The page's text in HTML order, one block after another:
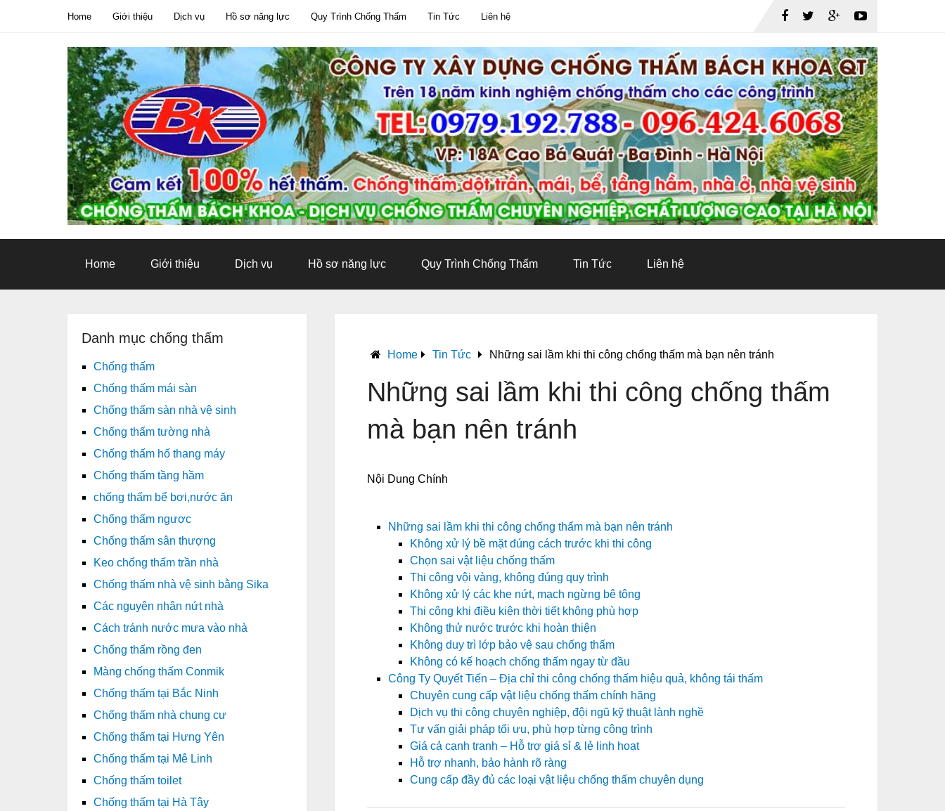
Home Giới thiệu Dịch vụ Hồ sơ năng lực Quy Trình Chống Thấm Tin Tức Liên hệ
Home Giới thiệu Dịch vụ Hồ sơ năng lực Quy Trình Chống Thấm Tin Tức Liên hệ
Home Tin Tức Những sai lầm khi thi công chống thấm mà bạn nên tránh
Những sai lầm khi thi công chống thấm
mà bạn nên tránh
Nội Dung Chính
Những sai lầm khi thi công chống thấm mà bạn nên tránh
Không xử lý bề mặt đúng cách trước khi thi công
Chọn sai vật liệu chống thấm
Thi công vội vàng, không đúng quy trình
Không xử lý các khe nứt, mạch ngừng bê tông
Thi công khi điều kiện thời tiết không phù hợp
Không thử nước trước khi hoàn thiện
Không duy trì lớp bảo vệ sau chống thấm
Không có kế hoạch chống thấm ngay từ đầu
Công Ty Quyết Tiến – Địa chỉ thi công chống thấm hiệu quả, không tái thấm
Chuyên cung cấp vật liệu chống thấm chính hãng
Dịch vụ thi công chuyên nghiệp, đội ngũ kỹ thuật lành nghề
Tư vấn giải pháp tối ưu, phù hợp từng công trình
Giá cả cạnh tranh – Hỗ trợ giá sỉ & lẻ linh hoạt
Hỗ trợ nhanh, bảo hành rõ ràng
Cung cấp đầy đủ các loại vật liệu chống thấm chuyên dụng
Danh mục chống thấm
Chống thấm
Chống thấm mái sàn
Chống thấm sàn nhà vệ sinh
Chống thấm tường nhà
Chống thấm hố thang máy
Chống thấm tầng hầm
chống thấm bể bơi,nước ăn
Chống thấm ngược
Chống thấm sân thượng
Keo chống thấm trần nhà
Chống thấm nhà vệ sinh bằng Sika
Các nguyên nhân nứt nhà
Cách tránh nước mưa vào nhà
Chống thấm rồng đen
Màng chống thấm Conmik
Chống thấm tại Bắc Ninh
Chống thấm nhà chung cư
Chống thấm tại Hưng Yên
Chống thấm tại Mê Linh
Chống thấm toilet
Chống thấm tại Hà Tây